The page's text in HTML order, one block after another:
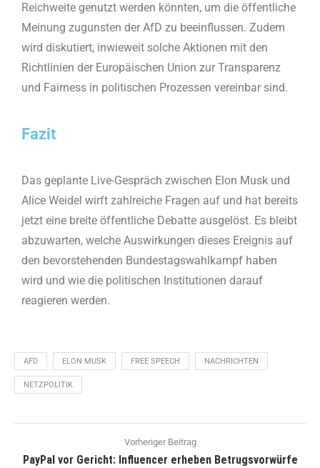
Reichweite genutzt werden könnten, um die öffentliche
Meinung zugunsten der AfD zu beeinflussen. Zudem
wird diskutiert, inwieweit solche Aktionen mit den
Richtlinien der Europäischen Union zur Transparenz
und Fairness in politischen Prozessen vereinbar sind.
Fazit
Das geplante Live-Gespräch zwischen Elon Musk und
Alice Weidel wirft zahlreiche Fragen auf und hat bereits
jetzt eine breite öffentliche Debatte ausgelöst. Es bleibt
abzuwarten, welche Auswirkungen dieses Ereignis auf
den bevorstehenden Bundestagswahlkampf haben
wird und wie die politischen Institutionen darauf
reagieren werden.
AFD ELON MUSK FREE SPEECH NACHRICHTEN
NETZPOLITIK
Vorheriger Beitrag
PayPal vor Gericht: Influencer erheben Betrugsvorwürfe